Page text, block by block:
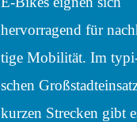
hervor­ra­gend für
tige Mobi­li­tät. Im
schen
kurzen Stre­cken gibt